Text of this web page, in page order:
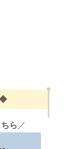
◆
ら ／